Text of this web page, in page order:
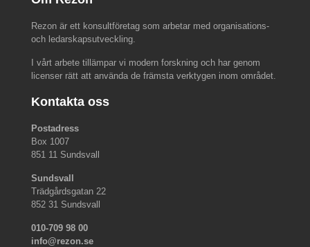
Rezon är ett konsultföretag som arbetar med organisations-
och ledarskapsutveckling.
I vårt arbete tillämpar vi modern forskning och har genom
licenser rätt att använda de främsta verktygen inom området.
Kontakta oss
Postadress
Box 1007
851 11 Sundsvall
Sundsvall
Trädgårdsgatan 22
852 31 Sundsvall
010-709 98 00
info@rezon.se